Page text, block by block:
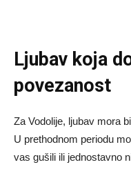
Ljubav koja
povezanost
Za Vodolije, ljubav mora
U prethodnom periodu
vas gušili ili jednostavno